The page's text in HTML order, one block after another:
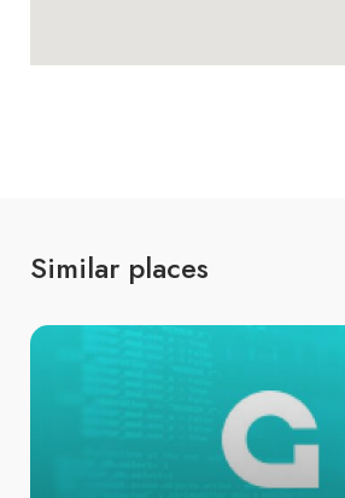
Similar places